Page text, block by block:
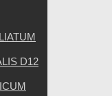
D12